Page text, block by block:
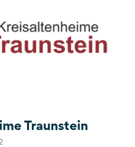
Traunstein